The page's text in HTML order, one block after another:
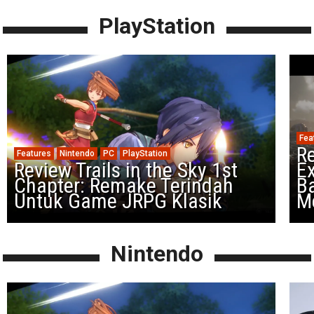
PlayStation
Features Nintendo PC PlayStation
Review Trails in the Sky 1st
Chapter: Remake Terindah
Untuk Game JRPG Klasik
Nintendo